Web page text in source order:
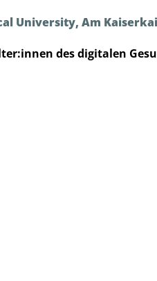
University, Am
des digitalen